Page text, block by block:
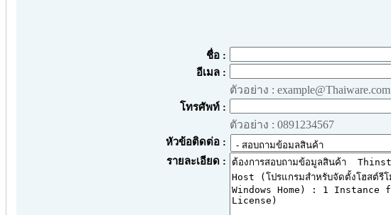
ชื่อ :
อีเมล :
ตัวอย่าง : example@Thaiware.com
โทรศัพท์ :
ตัวอย่าง : 0891234567
หัวข้อติดต่อ :
รายละเอียด :